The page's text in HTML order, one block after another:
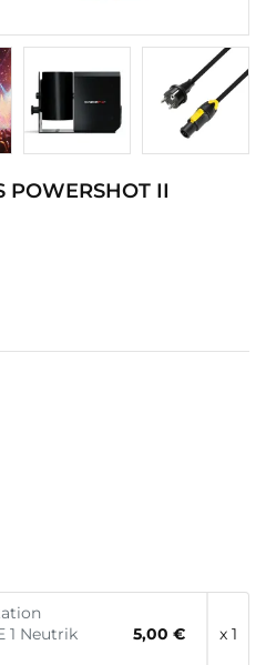
POWERSHOT II
1 Neutrik
5,00 € x 1